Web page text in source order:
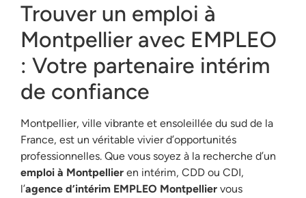
Trouver un emploi à
Montpellier avec EMPLEO
: Votre partenaire intérim
de confiance
Montpellier, ville vibrante et ensoleillée du sud de la
France, est un véritable vivier d’opportunités
professionnelles. Que vous soyez à la recherche d’un
emploi à Montpellier en intérim, CDD ou CDI,
l’agence d’intérim EMPLEO Montpellier vous